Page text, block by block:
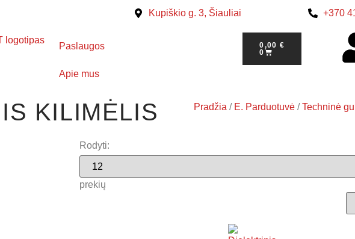
Kupiškio g. 3, Šiauliai +370
Paslaugos
Apie mus
0,00 €
0
KILIMĖLIS Pradžia / E. Parduotuvė /Techninė
Rodyti:
prekių